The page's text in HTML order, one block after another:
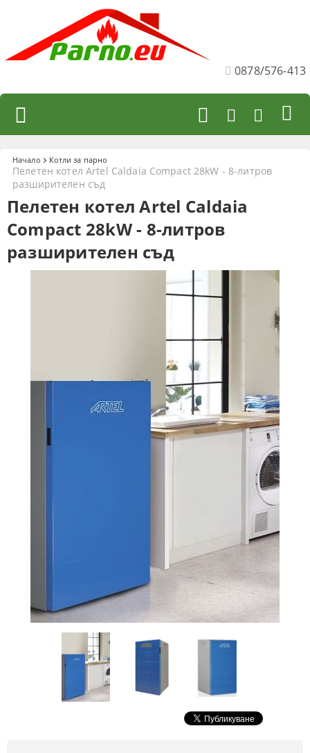
0878/576-413
Начало Котли за парно
Пелетен котел Artel Caldaia Compact 28kW - 8-литров
разширителен съд
Пелетен котел Artel Caldaia
Compact 28kW - 8-литров
разширителен съд